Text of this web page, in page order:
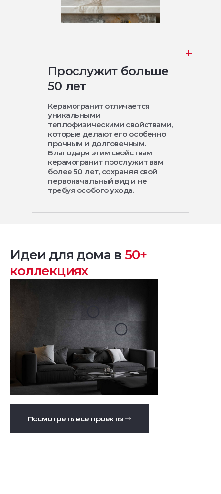
Прослужит больше
50 лет
Керамогранит отличается
уникальными
теплофизическими свойствами,
которые делают его особенно
прочным и долговечным.
Благодаря этим свойствам
керамогранит прослужит вам
более 50 лет, сохраняя свой
первоначальный вид и не
требуя особого ухода.
Идеи для дома в 50+
коллекциях
Посмотреть все проекты